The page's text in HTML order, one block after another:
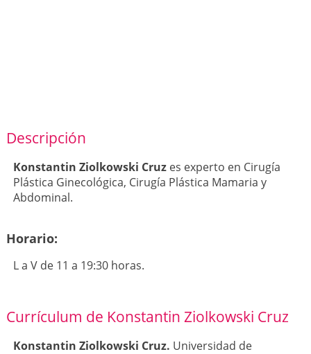
Descripción
Konstantin Ziolkowski Cruzes experto en Cirugía
Plástica Ginecológica, Cirugía Plástica Mamaria y
Abdominal.
Horario:
L a V de 11 a 19:30 horas.
Currículum de Konstantin Ziolkowski Cruz
Konstantin Ziolkowski Cruz. Universidad de